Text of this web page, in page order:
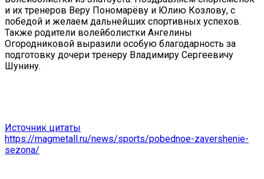
и их тренеров Веру Пономарёву и Юлию Козлову, с
победой и желаем дальнейших спортивных успехов.
Также родители волейболистки Ангелины
Огородниковой выразили особую благодарность за
подготовку дочери тренеру Владимиру Сергеевичу
Шунину.
Источник цитаты
https://magmetall.ru/news/sports/pobednoe-zavershenie-
sezona/